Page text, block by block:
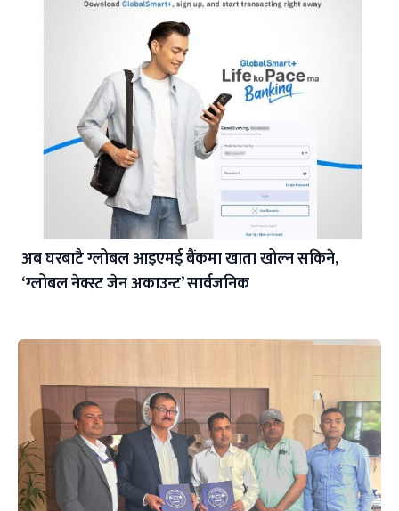
अब घरबाटै ग्लोबल आइएमई बैंकमा खाता खोल्न सकिने,
‘ग्लोबल नेक्स्ट जेन अकाउन्ट’ सार्वजनिक